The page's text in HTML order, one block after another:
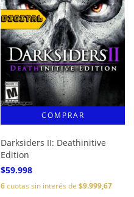
Darksiders II: Deathinitive
Edition
$59.998
6cuotas sin interés de $9.999,67